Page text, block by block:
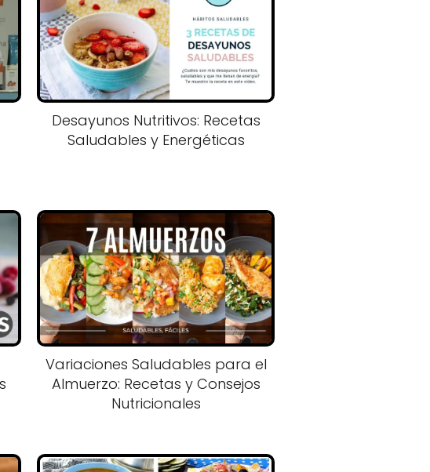
Desayunos Nutritivos: Recetas
Saludables y Energéticas
Variaciones Saludables para el
Almuerzo: Recetas y Consejos
Nutricionales